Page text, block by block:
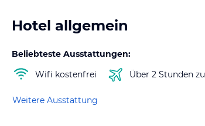
Hotel allgemein
Beliebteste Ausstattungen:
Wifi kostenfrei
Über 2 Stunden
Weitere Ausstattung